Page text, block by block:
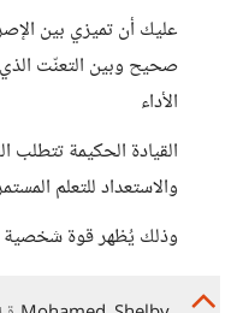
عليك أن تميزي بين
صحيح وبين التعنّت
الأداء
القيادة الحكيمة تتطلب
والاستعداد للتعلم
وذلك يُظهر قوة